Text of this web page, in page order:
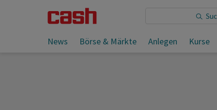
News Börse & Märkte Anlegen Kurse
Sie lesen: